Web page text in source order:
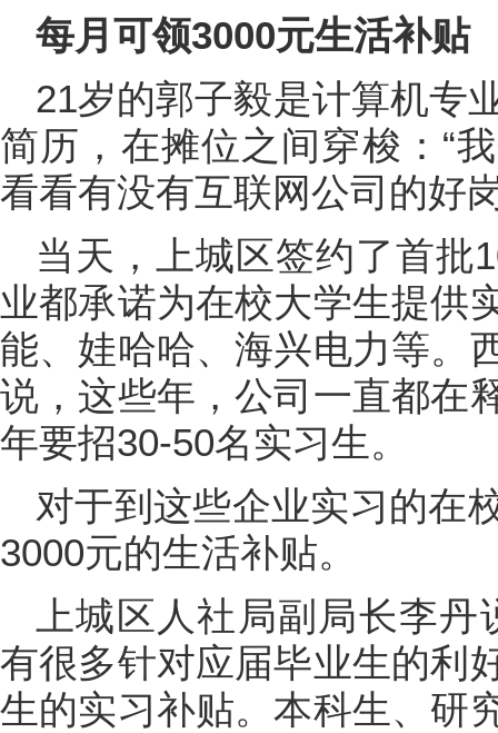
每月可领3000元生活补贴
21岁的郭子毅是计算机专
简历，在摊位之间穿梭：“
看看有没有互联网公司的好
当天，上城区签约了首批
业都承诺为在校大学生提供
能、娃哈哈、海兴电力等。
说，这些年，公司一直都在
年要招30-50名实习生。
对于到这些企业实习的在
3000元的生活补贴。
上城区人社局副局长李
有很多针对应届毕业生的利
生的实习补贴。本科生、研